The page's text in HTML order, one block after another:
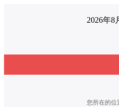
2026年8
您所在的位